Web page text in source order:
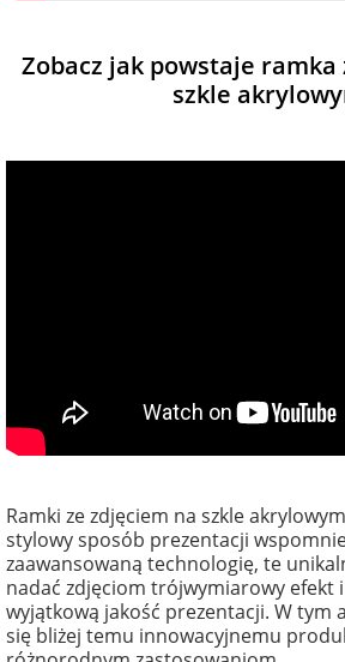
Zobacz jak powstaje ramka
szkle
Ramki ze zdjęciem na szkle
stylowy sposób prezentacji
zaawansowaną technologię, te
nadać zdjęciom trójwymiarowy efekt
wyjątkową jakość prezentacji. W tym
się bliżej temu innowacyjnemu